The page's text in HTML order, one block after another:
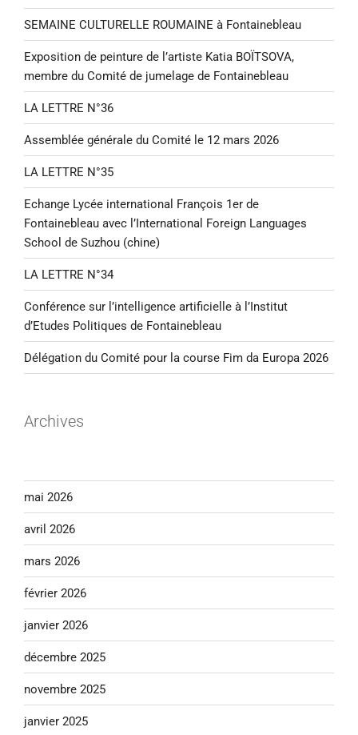
SEMAINE CULTURELLE ROUMAINE à Fontainebleau
Exposition de peinture de l’artiste Katia BOÏTSOVA,
membre du Comité de jumelage de Fontainebleau
LA LETTRE N°36
Assemblée générale du Comité le 12 mars 2026
LA LETTRE N°35
Echange Lycée international François 1er de
Fontainebleau avec l’International Foreign Languages
School de Suzhou (chine)
LA LETTRE N°34
Conférence sur l’intelligence artificielle à l’Institut
d’Etudes Politiques de Fontainebleau
Délégation du Comité pour la course Fim da Europa 2026
Archives
mai 2026
avril 2026
mars 2026
février 2026
janvier 2026
décembre 2025
novembre 2025
janvier 2025